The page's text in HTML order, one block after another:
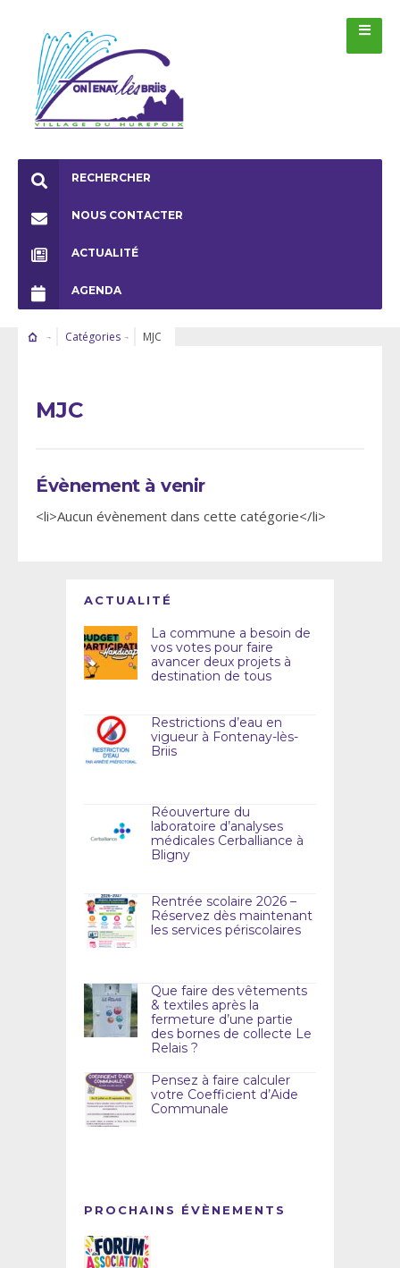
RECHERCHER
NOUS CONTACTER
ACTUALITÉ
AGENDA
Catégories MJC
MJC
Évènement à venir
<li>Aucun évènement dans cette catégorie</li>
ACTUALITÉ
La commune a besoin de
vos votes pour faire
avancer deux projets à
destination de tous
Restrictions d’eau en
vigueur à Fontenay-lès-
Briis
Réouverture du
laboratoire d’analyses
médicales Cerballiance à
Bligny
Rentrée scolaire 2026 –
Réservez dès maintenant
les services périscolaires
Que faire des vêtements
& textiles après la
fermeture d’une partie
des bornes de collecte Le
Relais ?
Pensez à faire calculer
votre Coefficient d’Aide
Communale
PROCHAINS ÉVÈNEMENTS